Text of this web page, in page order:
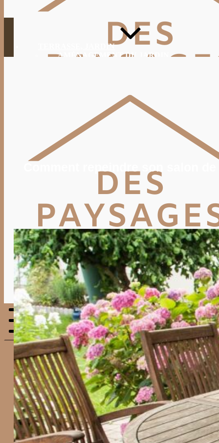
TERRASSE, JARDIN
AMÉNAGEMENT DU JARDIN
VIE PRATIQUE
ENERGIE
TRAVAUX
DEVIS
Rechercher
Rechercher :
Menu
mobile
Comment repeindre son salon